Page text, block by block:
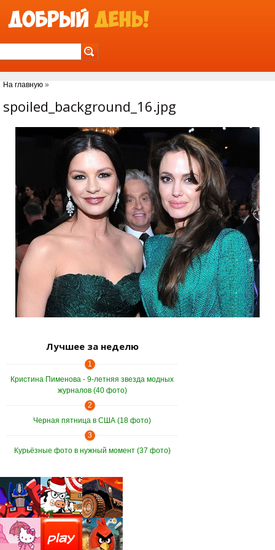
На главную »
spoiled_background_16.jpg
Лучшее за неделю
1
Кристина Пименова - 9-летняя звезда модных
журналов (40 фото)
2
Черная пятница в США (18 фото)
3
Курьёзные фото в нужный момент (37 фото)